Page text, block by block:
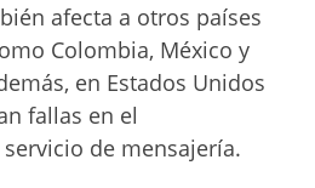
afecta a otros países
Colombia, México y
en Estados Unidos
fallas en el
de mensajería.